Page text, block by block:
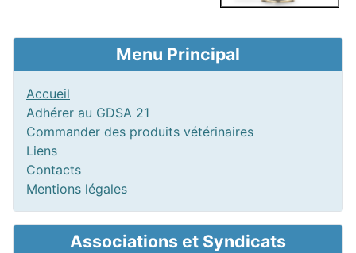
Menu Principal
Accueil
Adhérer au GDSA 21
Commander des produits vétérinaires
Liens
Contacts
Mentions légales
Associations et Syndicats